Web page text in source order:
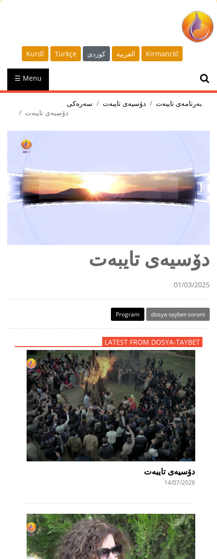
Kurdî Türkçe كوردى العربية Kirmanckî
☰ Menu
سەرەکی دۆسیەی تایبەت
بەرنامەی تایبەت
دۆسیەی تایبەت
دۆسیەی تایبەت
01/03/2025
Program dosya-taybet-sorani
LATEST FROM DOSYA-TAYBET
دۆسیەی تایبەت
14/07/2026